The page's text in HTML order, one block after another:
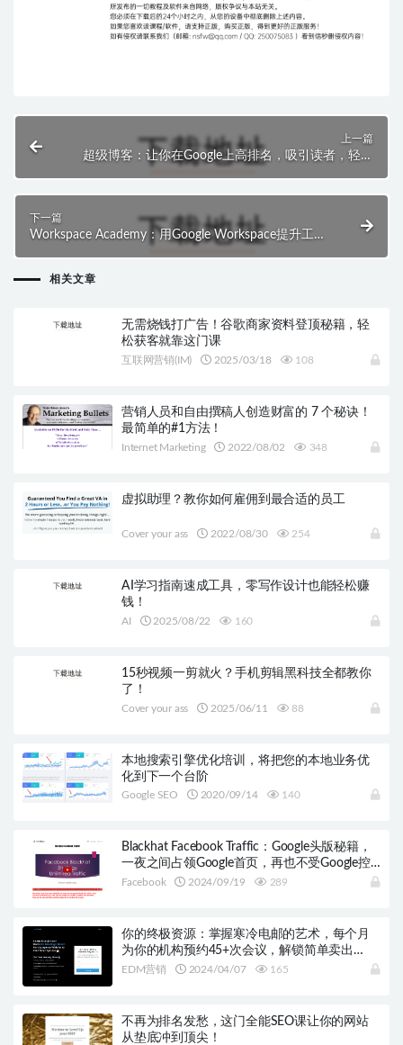
上一篇
超级博客：让你在Google上高排名，吸引读者，轻松
下一篇
Workspace Academy：用Google Workspace提升工作
相关文章
无需烧钱打广告！谷歌商家资料登顶秘籍，轻
松获客就靠这门课
互联网营销(IM) 2025/03/18 108
营销人员和自由撰稿人创造财富的 7 个秘诀！
最简单的#1方法！
Internet Marketing 2022/08/02 348
虚拟助理？教你如何雇佣到最合适的员工
Cover your ass 2022/08/30 254
AI学习指南速成工具，零写作设计也能轻松赚
钱！
AI 2025/08/22 160
15秒视频一剪就火？手机剪辑黑科技全都教你
了！
Cover your ass 2025/06/11 88
本地搜索引擎优化培训，将把您的本地业务优
化到下一个台阶
Google SEO 2020/09/14 140
Blackhat Facebook Traffic：Google头版秘籍，
一夜之间占领Google首页，再也不受Google控
制！
Facebook 2024/09/19 289
你的终极资源：掌握寒冷电邮的艺术，每个月
为你的机构预约45+次会议，解锁简单卖出
8000+美元的秘密
EDM营销 2024/04/07 165
不再为排名发愁，这门全能SEO课让你的网站
从垫底冲到顶尖！